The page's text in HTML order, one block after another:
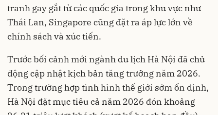
tranh gay gắt từ các quốc gia trong khu vực như
Thái Lan, Singapore cũng đặt ra áp lực lớn về
chính sách và xúc tiến.
Trước bối cảnh mới ngành du lịch Hà Nội đã chủ
động cập nhật kịch bản tăng trưởng năm 2026.
Trong trường hợp tình hình thế giới sớm ổn định,
Hà Nội đặt mục tiêu cả năm 2026 đón khoảng